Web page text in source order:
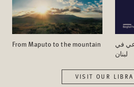
From Maputo to the mountain
في
لبنان
VISIT OUR